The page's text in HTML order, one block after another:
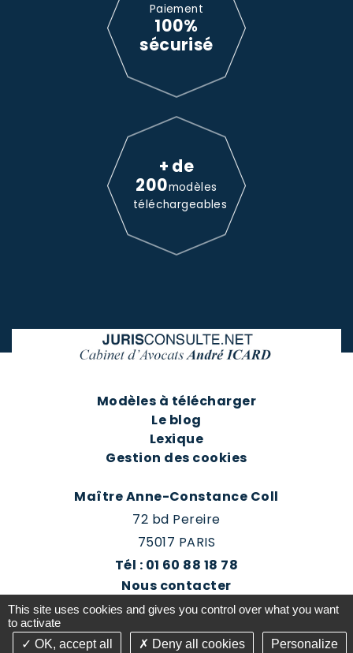
Paiement
100%
sécurisé
+ de
200modèles
téléchargeables
Modèles à télécharger
Le blog
Lexique
Gestion des cookies
Maître Anne-Constance Coll
72 bd Pereire
75017 PARIS
Tél : 01 60 88 18 78
Nous contacter
Prendre rendez-vous
This site uses cookies and gives you control over what you want
to activate
OK, accept all
Deny all cookies Personalize